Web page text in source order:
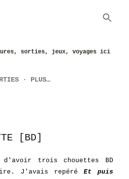
sorties, jeux, voyages ici
PLUS…
[BD]
trois chouettes BD
J'avais repéré Et puis